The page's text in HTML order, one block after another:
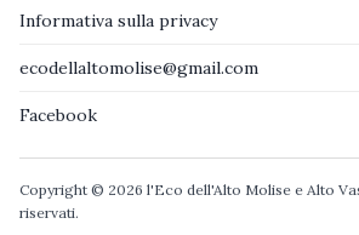
Informativa sulla privacy
ecodellaltomolise@gmail.com
Facebook
Copyright © 2026 l'Eco dell'Alto Molise e Alto
riservati.